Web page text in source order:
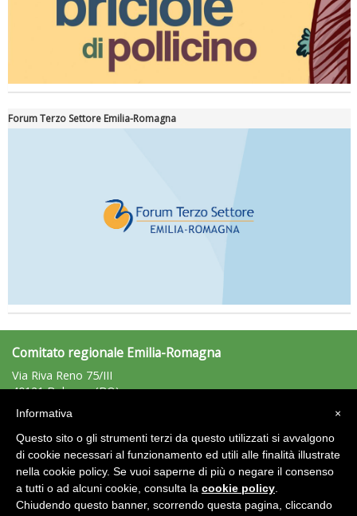
Forum Terzo Settore Emilia-Romagna
Comitato regionale Emilia-Romagna
Via Riva Reno 75/III
40121 Bologna (BO)
Tel: 051/225881 - Fax: 051/225203
C.F.: 92011680375
Area Riservata 2.0
×
Informativa
Questo sito o gli strumenti terzi da questo utilizzati si avvalgono
di cookie necessari al funzionamento ed utili alle finalità illustrate
nella cookie policy. Se vuoi saperne di più o negare il consenso
a tutti o ad alcuni cookie, consulta la cookie policy
Chiudendo questo banner, scorrendo questa pagina, cliccando